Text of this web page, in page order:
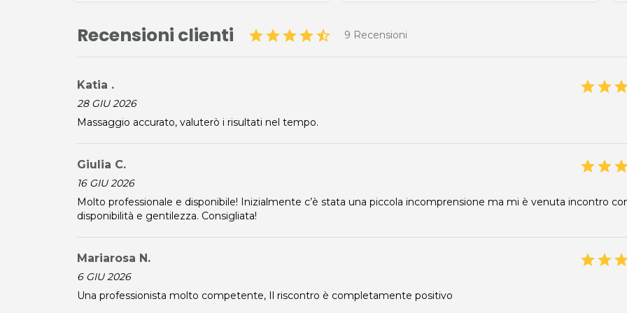
Recensioni clienti starstarstarstarstar_half 9 Recensioni
Katia .
28 GIU 2026
star
star
Massaggio accurato, valuterò i risultati nel tempo.
Giulia C.
16 GIU 2026
star
star
Molto professionale e disponibile! Inizialmente c’è stata una piccola incomprensione ma mi è venuta incontro
disponibilità e gentilezza. Consigliata!
Mariarosa N.
6 GIU 2026
star
star
Una professionista molto competente, Il riscontro è completamente positivo